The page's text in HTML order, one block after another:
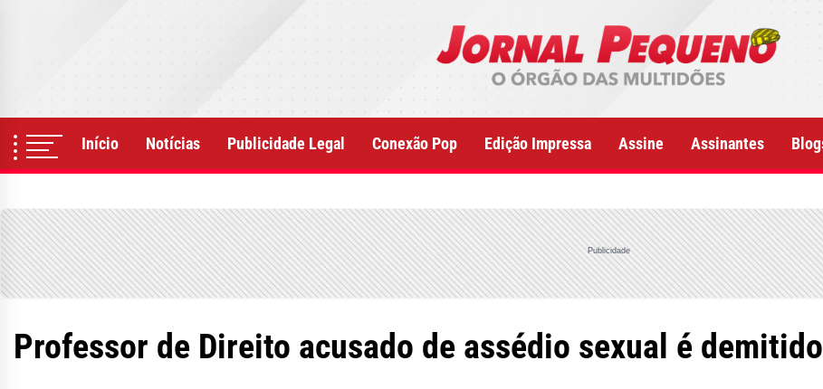
Início Notícias Publicidade Legal Conexão Pop Edição Impressa Assine Assinantes
Publicidade
Professor de Direito acusado de assédio sexual é demitido